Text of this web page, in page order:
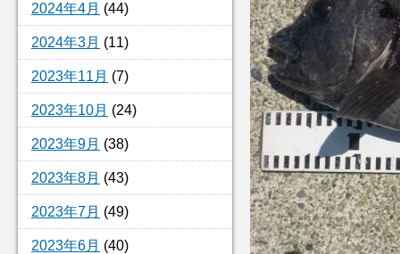
2024年4月 (44)
2024年3月 (11)
2023年11月 (7)
2023年10月 (24)
2023年9月 (38)
2023年8月 (43)
2023年7月 (49)
2023年6月 (40)